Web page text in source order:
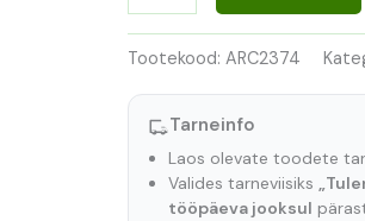
Tootekood: ARC2374
Tarneinfo
Laos olevate toodete
Valides tarneviisiks
tööpäeva jooksul